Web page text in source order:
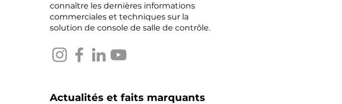
connaître les dernières informations
commerciales et techniques sur la
solution de console de salle de contrôle.
Actualités et faits marquants